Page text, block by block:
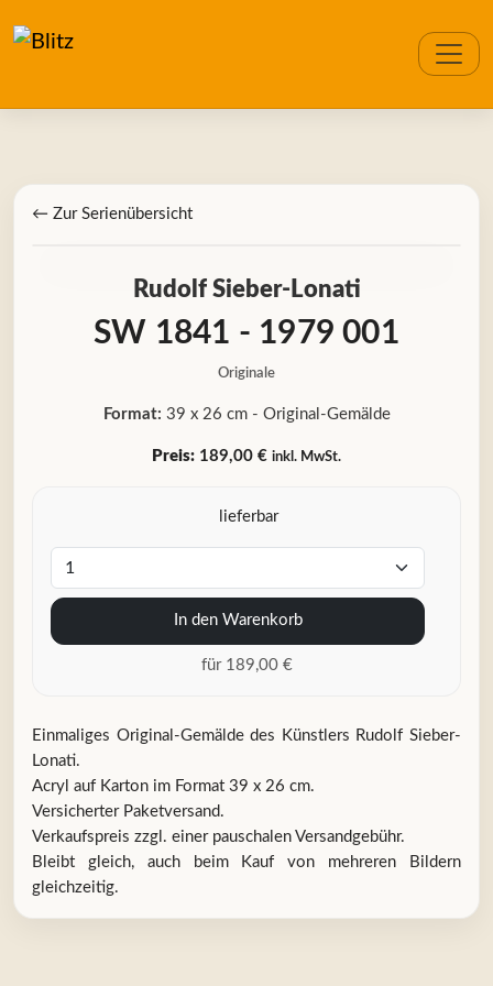
← Zur Serienübersicht
Rudolf Sieber-Lonati
SW 1841 - 1979 001
Originale
Format: 39 x 26 cm - Original-Gemälde
Preis: 189,00 € inkl. MwSt.
lieferbar
In den Warenkorb
für 189,00 €
Einmaliges Original-Gemälde des Künstlers Rudolf Sieber-
Lonati.
Acryl auf Karton im Format 39 x 26 cm.
Versicherter Paketversand.
Verkaufspreis zzgl. einer pauschalen Versandgebühr.
Bleibt gleich, auch beim Kauf von mehreren Bildern
gleichzeitig.